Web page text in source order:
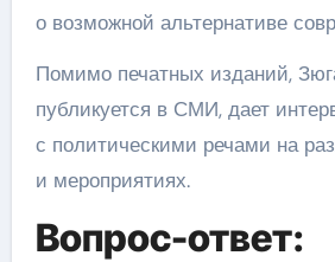
о возможной альтернативе
Помимо печатных изданий,
публикуется в СМИ, дает
с политическими речами на
и мероприятиях.
Вопрос-ответ: